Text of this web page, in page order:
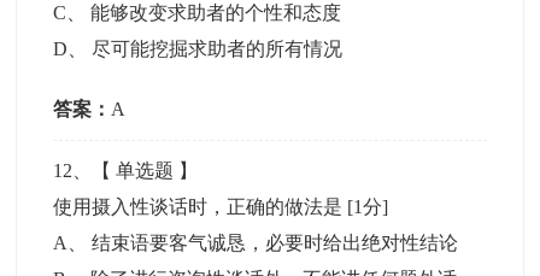
C 、能够改变求助者的个性和态度
D 、尽可能挖掘求助者的所有情况
答案： A
12 、【单选题 】
使用摄入性谈话时，正确的做法是 [1分]
A
、结束语要客气诚恳，必要时给出绝对性结论